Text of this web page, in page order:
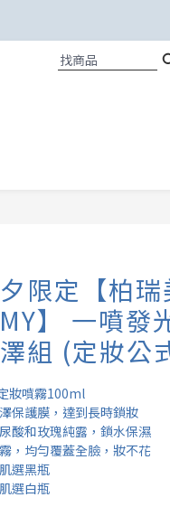
折
折
限定【柏瑞
】 一噴發
組 (定妝公
妝噴霧100ml
保護膜，達到長時鎖妝
酸和玫瑰純露，鎖水保濕
，均勻覆蓋全臉，妝不花
選黑瓶
選白瓶